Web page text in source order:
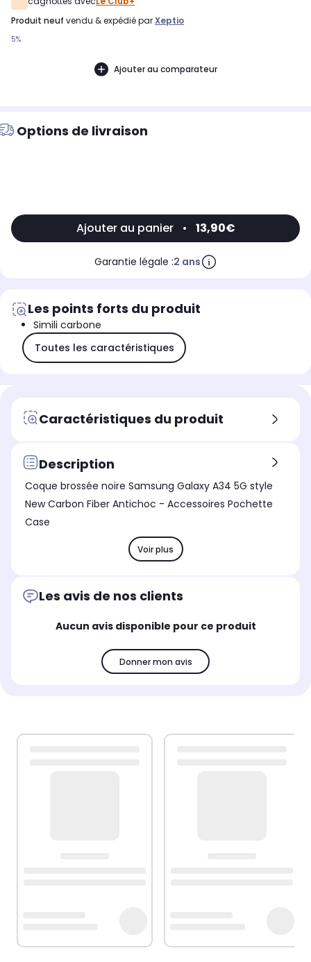
produit neuf vendu & expédié parXeptio
5%
Ajouter au comparateur
Options de livraison
Ajouter au panier • 13,90€
Garantie légale :2 ans
Les points forts du produit
Simili carbone
Toutes les caractéristiques
Caractéristiques du produit
Description
Coque brossée noire Samsung Galaxy A34 5G style
New Carbon Fiber Antichoc - Accessoires Pochette
Case
Voir plus
Les avis de nos clients
Aucun avis disponible pour ce produit
Donner mon avis